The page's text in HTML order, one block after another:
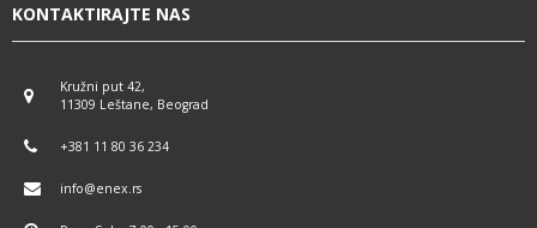
KONTAKTIRAJTE NAS
Kružni put 42,
11309 Leštane, Beograd
+381 11 80 36 234
info@enex.rs